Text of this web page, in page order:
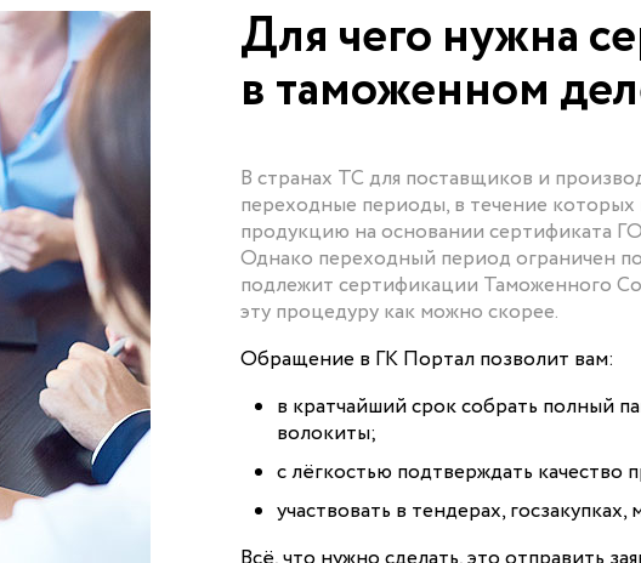
Для чего нужна
в таможенном
В странах ТС для поставщиков и
переходные периоды, в течение
продукцию на основании сертификата
Однако переходный период ограничен
подлежит сертификации Таможенного
эту процедуру как можно скорее.
Обращение в ГК Портал позволит вам:
в кратчайший срок собрать полный
волокиты;
с лёгкостью подтверждать
участвовать в тендерах,